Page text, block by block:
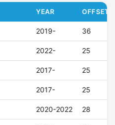
YEAR OFFSET
2019- 36
2022- 25
2017- 25
2017- 25
2020-2022 28